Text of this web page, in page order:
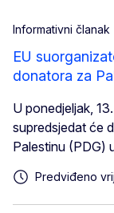
Informativni članak
EU
donatora za
U ponedjeljak,
supredsjedat će
Palestinu (PDG)
Predviđeno